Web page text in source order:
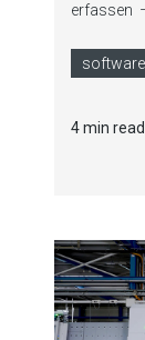
erfassen
erheblich.
software
4 min read